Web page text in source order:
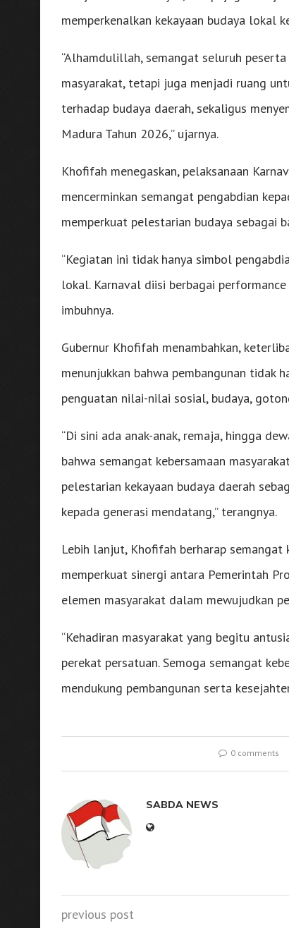
memperkenalkan kekayaan budaya lokal
“Alhamdulillah, semangat seluruh
masyarakat, tetapi juga menjadi ruang
terhadap budaya daerah, sekaligus
Madura Tahun 2026,” ujarnya.
Khofifah menegaskan, pelaksanaan
mencerminkan semangat pengabdian
memperkuat pelestarian budaya sebagai
“Kegiatan ini tidak hanya simbol
lokal. Karnaval diisi berbagai
imbuhnya.
Gubernur Khofifah menambahkan,
menunjukkan bahwa pembangunan
penguatan nilai-nilai sosial, budaya,
“Di sini ada anak-anak, remaja, hingga
bahwa semangat kebersamaan
pelestarian kekayaan budaya daerah
kepada generasi mendatang,” terangnya.
Lebih lanjut, Khofifah berharap
memperkuat sinergi antara Pemerintah
elemen masyarakat dalam mewujudkan
“Kehadiran masyarakat yang begitu
perekat persatuan. Semoga semangat
mendukung pembangunan serta
0 comments
SABDA NEWS
previous post